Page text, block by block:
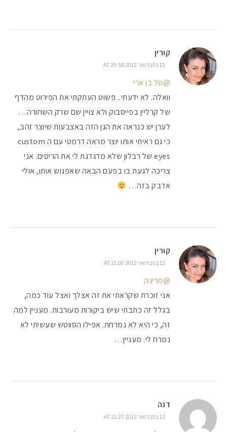
קורין
12 בפברואר 2012 AT 20:58
@טל בן ארי
וואלה. לא ידעתי.. פשוט העתקתי את הפירוט מהדף
של קרליין בפייסבוק ולא צויין שם שרק השחורה…
לערן יש כנראה את הגן הזה באצבעות שיוצר זהב,
כי גם ראיתי אותו יוצר מראה דרמטי עם ה custom
eyes של רבלון שלא מדגדגת לי את הריסים. אני
צריכה לגעת בו בפעם הבאה שאפגוש אותו, אולי
אדבק בזה…
קורין
12 בפברואר 2012 AT 21:00
@מרינה
אני זוכרת שקראתי את זה אצלך ואצל עוד כמה,
בגלל זה כתבתי שיש ביקורות מעורבות. מעניין למה
זה, כי היא לא נמרחת. אפילו הסווטש שעשיתי לא
נמרח לי. מעניין…
דנה
12 בפברואר 2012 AT 21:27